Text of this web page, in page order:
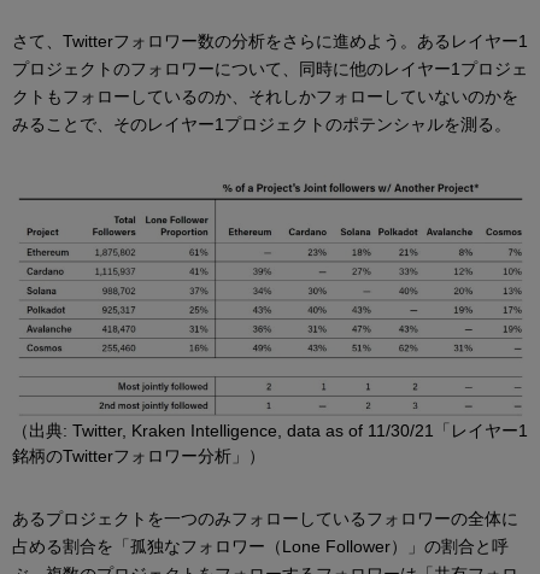
さて、Twitterフォロワー数の分析をさらに進めよう。あるレイヤー1
プロジェクトのフォロワーについて、同時に他のレイヤー1プロジェ
クトもフォローしているのか、それしかフォローしていないのかを
みることで、そのレイヤー1プロジェクトのポテンシャルを測る。
（出典: Twitter, Kraken Intelligence, data as of 11/30/21「レイヤー1
銘柄のTwitterフォロワー分析」）
あるプロジェクトを一つのみフォローしているフォロワーの全体に
占める割合を「孤独なフォロワー（Lone Follower）」の割合と呼